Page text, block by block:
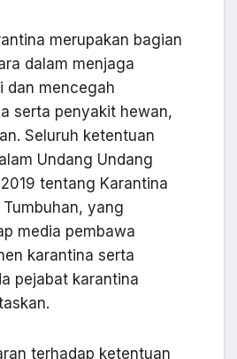
merupakan bagian
dalam menjaga
dan mencegah
serta penyakit hewan,
Seluruh ketentuan
Undang Undang
tentang Karantina
yang
media pembawa
karantina serta
pejabat karantina
terhadap ketentuan